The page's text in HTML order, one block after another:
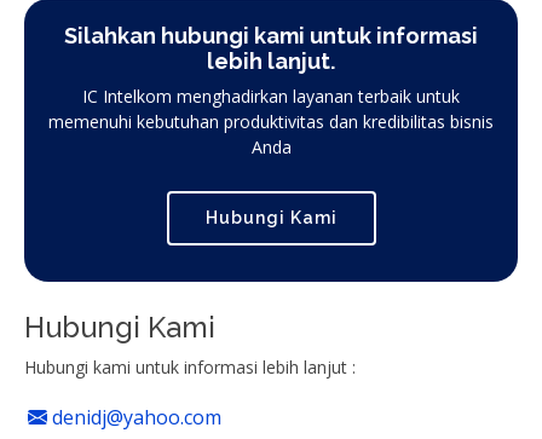
Silahkan hubungi kami untuk informasi
lebih lanjut.
IC Intelkom menghadirkan layanan terbaik untuk
memenuhi kebutuhan produktivitas dan kredibilitas bisnis
Anda
Hubungi Kami
Hubungi Kami
Hubungi kami untuk informasi lebih lanjut :
denidj@yahoo.com